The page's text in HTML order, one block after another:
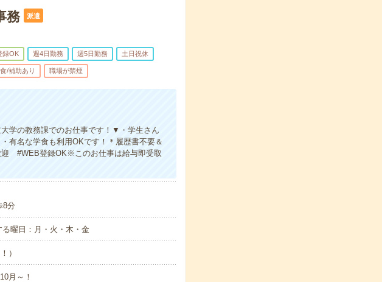
務 派遣
録OK 週4日勤務 週5日勤務 土日祝休
/補助あり 職場が禁煙
学の教務課でのお仕事です！▼・学生さん
有名な学食も利用OKです！＊履歴書不要＆
#WEB登録OK※このお仕事は給与即受取
8分
曜日：月・火・木・金
）
月～！